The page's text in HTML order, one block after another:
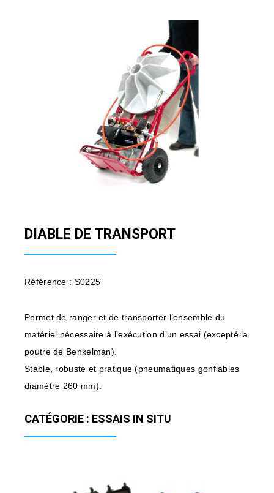
DIABLE DE TRANSPORT
Référence : S0225
Permet de ranger et de transporter l’ensemble du
matériel nécessaire à l’exécution d’un essai (excepté la
poutre de Benkelman).
Stable, robuste et pratique (pneumatiques gonflables
diamètre 260 mm).
CATÉGORIE : ESSAIS IN SITU